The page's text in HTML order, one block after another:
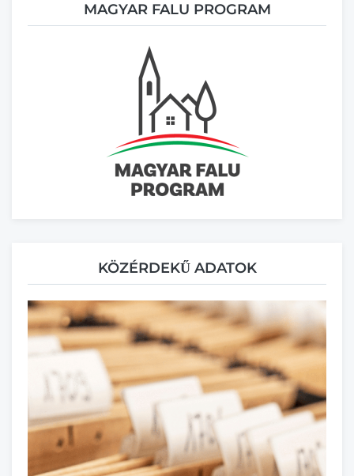
MAGYAR FALU PROGRAM
KÖZÉRDEKŰ ADATOK